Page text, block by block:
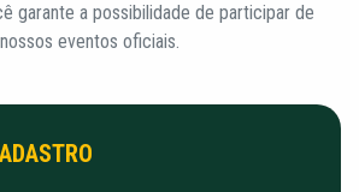
garante a possibilidade de participar de
nossos eventos oficiais.